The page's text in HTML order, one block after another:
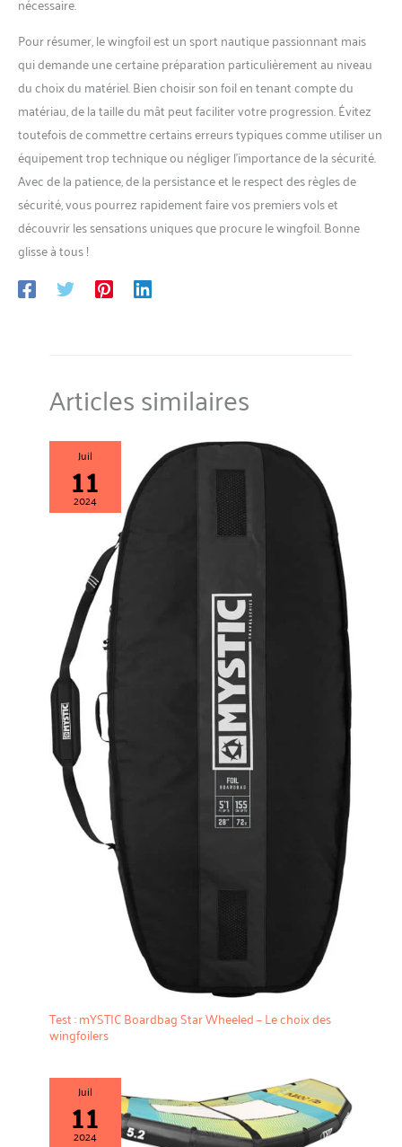
Pour résumer, le wingfoil est un sport nautique passionnant mais
qui demande une certaine préparation particulièrement au niveau
du choix du matériel. Bien choisir son foil en tenant compte du
matériau, de la taille du mât peut faciliter votre progression. Évitez
toutefois de commettre certains erreurs typiques comme utiliser un
équipement trop technique ou négliger l’importance de la sécurité.
Avec de la patience, de la persistance et le respect des règles de
sécurité, vous pourrez rapidement faire vos premiers vols et
découvrir les sensations uniques que procure le wingfoil. Bonne
glisse à tous !
Articles similaires
Juil
11
2024
Test : mYSTIC Boardbag Star Wheeled – Le choix des
wingfoilers
Juil
11
2024